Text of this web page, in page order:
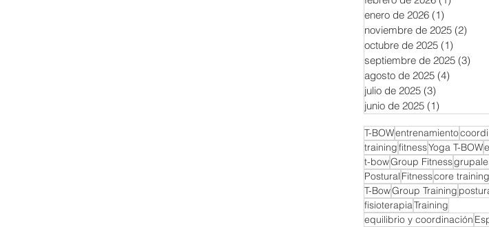
enero de 2026 (1)
noviembre de 2025 (2)
octubre de 2025 (1)
septiembre de 2025 (3)
agosto de 2025 (4)
julio de 2025 (3)
junio de 2025 (1)
T-BOWentrenamiento
trainingfitnessYoga T-BOW
t-bowGroup Fitness
Postural Fitnesscore training
T-BowGroup Training
fisioterapiaTraining
equilibrio y coordinación